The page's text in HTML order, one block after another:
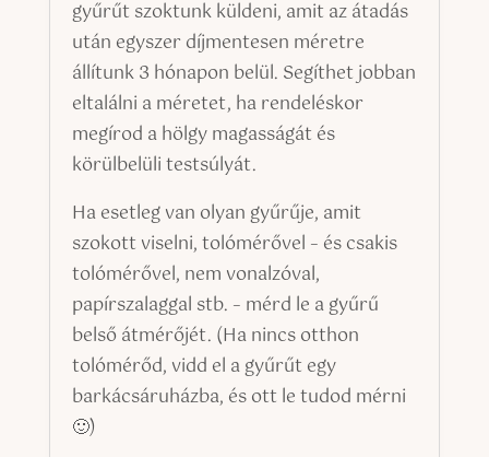
gyűrűt szoktunk küldeni, amit az átadás
után egyszer díjmentesen méretre
állítunk 3 hónapon belül. Segíthet jobban
eltalálni a méretet, ha rendeléskor
megírod a hölgy magasságát és
körülbelüli testsúlyát.
Ha esetleg van olyan gyűrűje, amit
szokott viselni, tolómérővel – és csakis
tolómérővel, nem vonalzóval,
papírszalaggal stb. – mérd le a gyűrű
belső átmérőjét. (Ha nincs otthon
tolómérőd, vidd el a gyűrűt egy
barkácsáruházba, és ott le tudod mérni
🙂)